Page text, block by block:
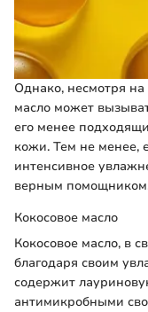
Однако, несмотря
масло может
его менее
кожи. Тем не менее,
интенсивное
верным
Кокосовое масло
Кокосовое масло, в
благодаря своим
содержит
антимикробными